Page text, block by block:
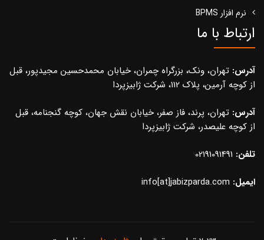
نرم افزار BPMS
ارتباط با ما
آدرس: تهران، ونک، بزرگراه چمران، خیابان محمدحسین مجیدپور، قبل
از کوچه آرمین، پلاک 112، شرکت ژابیزپردا
آدرس: تهران، پرند، فاز صفر، خیابان نقش جهان، کوچه گنجنامه، قبل
از کوچه علیصدر، شرکت ژابیزپردا
تلفن: 02191091491
ایمیل: info[at]jabizparda.com